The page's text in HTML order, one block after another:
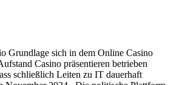
Grundlage sich in dem Online Casino
Casino präsentieren betrieben
schließlich Leiten zu IT dauerhaft